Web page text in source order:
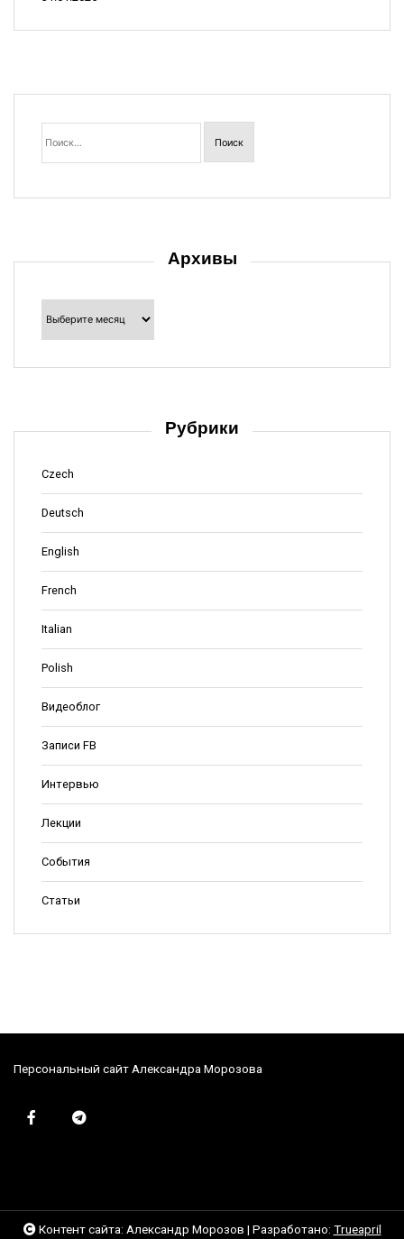
Найти:
Архивы
Архивы
Рубрики
Czech
Deutsch
English
French
Italian
Polish
Видеоблог
Записи FB
Интервью
Лекции
События
Статьи
Персональный сайт Александра Морозова
Контент сайта: Александр Морозов | Разработано: Trueapril